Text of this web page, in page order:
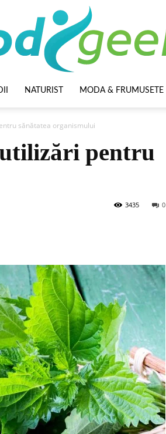
NATURIST MODA & FRUMUSETE
sănătatea organismului
pentru
0
3435